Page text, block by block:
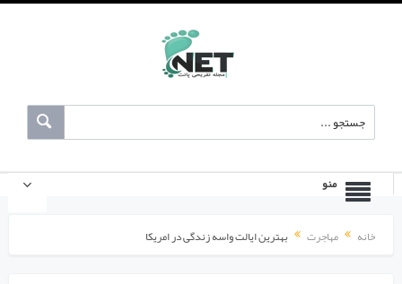
منو
خانه مهاجرت بهترین ایالت واسه زندگی در امریکا